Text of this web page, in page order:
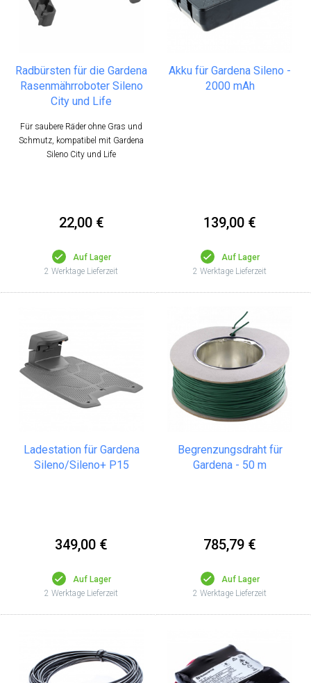
Radbürsten für die Gardena
Rasenmährroboter Sileno
City und Life
Für saubere Räder ohne Gras und
Schmutz, kompatibel mit Gardena
Sileno City und Life
22,00 €
Auf Lager
2 Werktage Lieferzeit
Akku für Gardena Sileno -
2000 mAh
139,00 €
Auf Lager
2 Werktage Lieferzeit
Ladestation für Gardena
Sileno/Sileno+ P15
349,00 €
Auf Lager
2 Werktage Lieferzeit
Begrenzungsdraht für
Gardena - 50 m
785,79 €
Auf Lager
2 Werktage Lieferzeit